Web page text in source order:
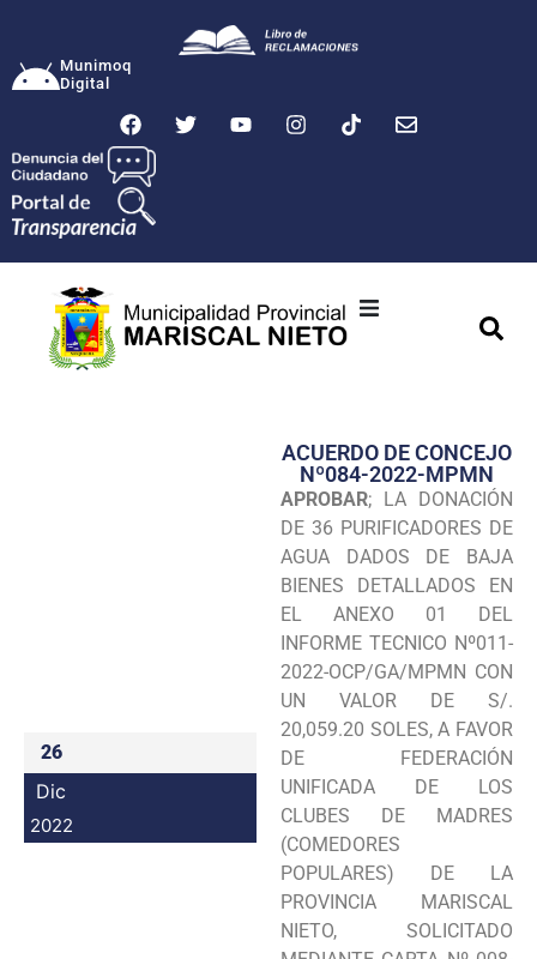
Munimoq
Digital
Transparencia
Seguridad
Programas
Intranet
26
Dic
2022
ACUERDO DE CONCEJO
Nº084-2022-MPMN
APROBAR; LA DONACIÓN
DE 36 PURIFICADORES DE
AGUA DADOS DE BAJA
BIENES DETALLADOS EN
EL ANEXO 01 DEL
INFORME TECNICO Nº011-
2022-OCP/GA/MPMN CON
UN VALOR DE S/.
20,059.20 SOLES, A FAVOR
DE FEDERACIÓN
UNIFICADA DE LOS
CLUBES DE MADRES
(COMEDORES
POPULARES) DE LA
PROVINCIA MARISCAL
NIETO, SOLICITADO